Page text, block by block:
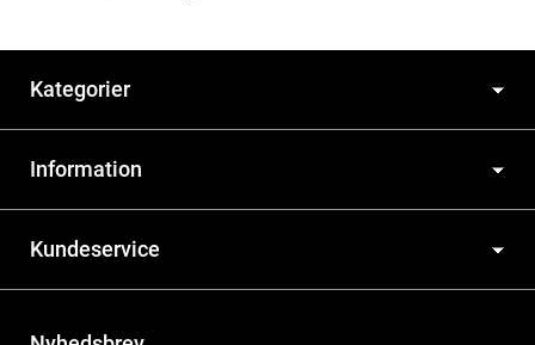
Kategorier
Information
Kundeservice